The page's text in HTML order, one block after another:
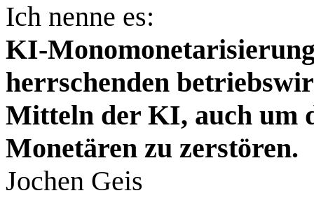
Ich nenne es:
herrschenden
Mitteln der KI, auch um
Monetären zu zerstören.
Jochen Geis